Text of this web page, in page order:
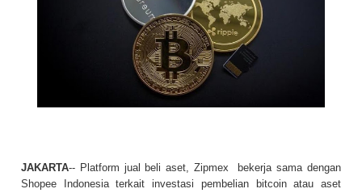
JAKARTA-- Platform jual beli aset, Zipmex bekerja sama dengan
Shopee Indonesia terkait investasi pembelian bitcoin atau aset